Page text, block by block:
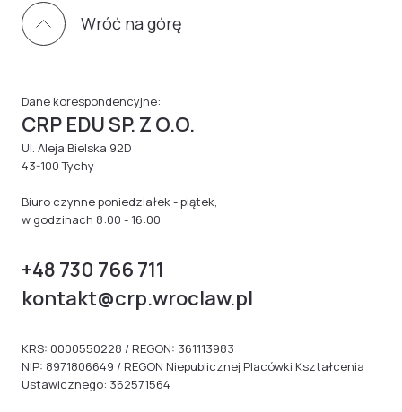
Wróć na górę
Dane korespondencyjne:
CRP EDU SP. Z O.O.
Ul. Aleja Bielska 92D
43-100 Tychy
Biuro czynne poniedziałek - piątek,
w godzinach 8:00 - 16:00
+48 730 766 711
kontakt@crp.wroclaw.pl
KRS: 0000550228 / REGON: 361113983
NIP: 8971806649 / REGON Niepublicznej Placówki Kształcenia
Ustawicznego: 362571564